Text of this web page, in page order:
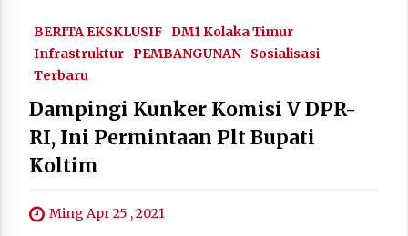
BERITA EKSKLUSIF DM1 Kolaka Timur
Infrastruktur PEMBANGUNAN
Sosialisasi
Terbaru
Dampingi Kunker Komisi V DPR-
RI, Ini Permintaan Plt Bupati
Koltim
Ming Apr 25 , 2021